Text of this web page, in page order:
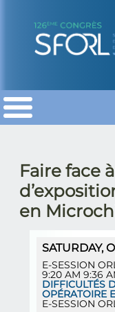
SFORL
Faire face
en
SATURDAY,
E-SESSION ORL
9:20 AM 9:36
DIFFICULTÉS
OPÉRATOIRE
E-SESSION